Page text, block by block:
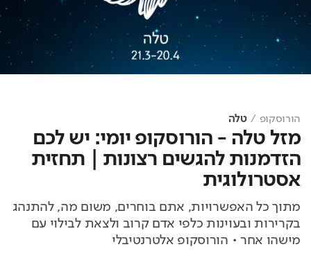
הורוסקופ טלה
מזל טלה - הורוסקופ יומי: יש לכם
הזדמנות להגשים רצונות | תחזית
אסטרולוגית
מתוך כל האפשרויות, אתם בוחרים, משום מה, להתנהג
בקרירות ובעוינות כלפי אדם קרוב ולצאת לבילוי עם
מישהו אחר • הורוסקופ אלטרנטיבלי